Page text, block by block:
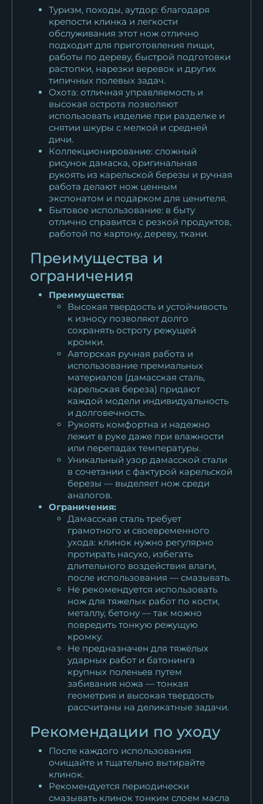
Туризм, походы, аутдор: благодаря
крепости клинка и легкости
обслуживания этот нож отлично
подходит для приготовления пищи,
работы по дереву, быстрой подготовки
растопки, нарезки веревок и других
типичных полевых задач.
Охота: отличная управляемость и
высокая острота позволяют
использовать изделие при разделке и
снятии шкуры с мелкой и средней
дичи.
Коллекционирование: сложный
рисунок дамаска, оригинальная
рукоять из карельской березы и ручная
работа делают нож ценным
экспонатом и подарком для ценителя.
Бытовое использование: в быту
отлично справится с резкой продуктов,
работой по картону, дереву, ткани.
Преимущества и
ограничения
Преимущества:
Высокая твердость и устойчивость
к износу позволяют долго
сохранять остроту режущей
кромки.
Авторская ручная работа и
использование премиальных
материалов (дамасская сталь,
карельская береза) придают
каждой модели индивидуальность
и долговечность.
Рукоять комфортна и надежно
лежит в руке даже при влажности
или перепадах температуры.
Уникальный узор дамасской стали
в сочетании с фактурой карельской
березы — выделяет нож среди
аналогов.
Ограничения:
Дамасская сталь требует
грамотного и своевременного
ухода: клинок нужно регулярно
протирать насухо, избегать
длительного воздействия влаги,
после использования — смазывать.
Не рекомендуется использовать
нож для тяжелых работ по кости,
металлу, бетону — так можно
повредить тонкую режущую
кромку.
Не предназначен для тяжёлых
ударных работ и батонинга
крупных поленьев путем
забивания ножа — тонкая
геометрия и высокая твердость
рассчитаны на деликатные задачи.
Рекомендации по уходу
После каждого использования
очищайте и тщательно вытирайте
клинок.
Рекомендуется периодически
смазывать клинок тонким слоем масла